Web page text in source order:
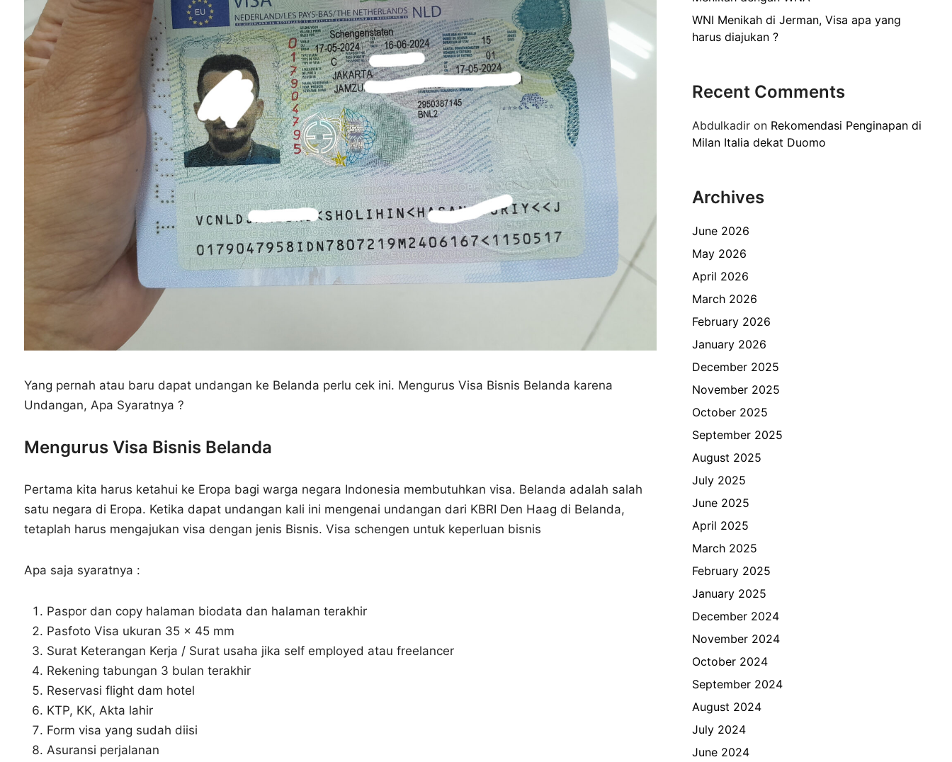
Yang pernah atau baru dapat undangan ke Belanda perlu cek ini. Mengurus Visa Bisnis Belanda karena
Undangan, Apa Syaratnya ?
Mengurus Visa Bisnis Belanda
Pertama kita harus ketahui ke Eropa bagi warga negara Indonesia membutuhkan visa. Belanda adalah salah
satu negara di Eropa. Ketika dapat undangan kali ini mengenai undangan dari KBRI Den Haag di Belanda,
tetaplah harus mengajukan visa dengan jenis Bisnis. Visa schengen untuk keperluan bisnis
Apa saja syaratnya :
Paspor dan copy halaman biodata dan halaman terakhir
Pasfoto Visa ukuran 35 x 45 mm
Surat Keterangan Kerja / Surat usaha jika self employed atau freelancer
Rekening tabungan 3 bulan terakhir
Reservasi flight dam hotel
KTP, KK, Akta lahir
Form visa yang sudah diisi
Asuransi perjalanan
WNI Menikah di Jerman, Visa apa yang
harus diajukan ?
Recent Comments
Abdulkadir on Rekomendasi Penginapan di
Milan Italia dekat Duomo
Archives
June 2026
May 2026
April 2026
March 2026
February 2026
January 2026
December 2025
November 2025
October 2025
September 2025
August 2025
July 2025
June 2025
April 2025
March 2025
February 2025
January 2025
December 2024
November 2024
October 2024
September 2024
August 2024
July 2024
June 2024